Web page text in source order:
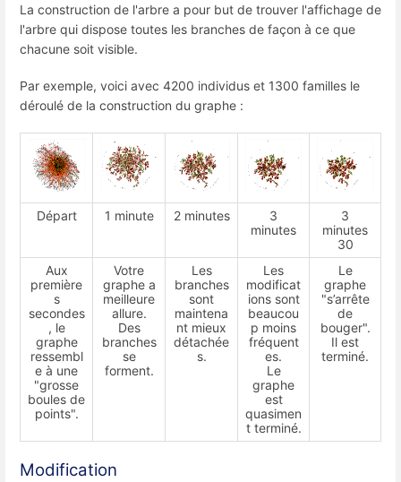
La construction de l'arbre a pour but de trouver l'affichage de
l'arbre qui dispose toutes les branches de façon à ce que
chacune soit visible.
Par exemple, voici avec 4200 individus et 1300 familles le
déroulé de la construction du graphe :
Départ 1 minute 2 minutes
3
minutes
3
minutes
30
Aux
première
s
secondes
, le
graphe
ressembl
e à une
"grosse
boules de
points".
Votre
graphe a
meilleure
allure.
Des
branches
se
forment.
Les
branches
sont
maintena
nt mieux
détachée
s.
Les
modificat
ions sont
beaucou
p moins
fréquent
es.
Le
graphe
est
quasimen
t terminé.
Le
graphe
"s’arrête
de
bouger".
Il est
terminé.
Modification